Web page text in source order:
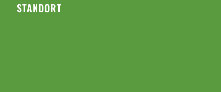
STANDORT